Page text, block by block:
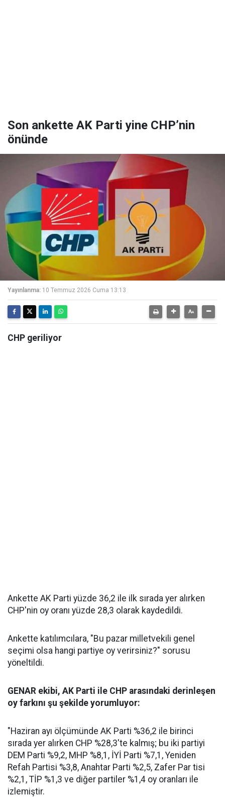
Son ankette AK Parti yine CHP’nin
önünde
Yayınlanma: 10 Temmuz 2026 Cuma 13:13
CHP geriliyor
Ankette AK Parti yüzde 36,2 ile ilk sırada yer alırken
CHP'nin oy oranı yüzde 28,3 olarak kaydedildi.
Ankette katılımcılara, "Bu pazar milletvekili genel
seçimi olsa hangi partiye oy verirsiniz?" sorusu
yöneltildi.
GENAR ekibi, AK Parti ile CHP arasındaki derinleşen
oy farkını şu şekilde yorumluyor:
"Haziran ayı ölçümünde AK Parti %36,2 ile birinci
sırada yer alırken CHP %28,3'te kalmış; bu iki partiyi
DEM Parti %9,2, MHP %8,1, İYİ Parti %7,1, Yeniden
Refah Partisi %3,8, Anahtar Parti %2,5, Zafer Par tisi
%2,1, TİP %1,3 ve diğer partiler %1,4 oy oranları ile
izlemiştir.